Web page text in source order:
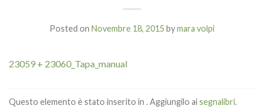
Posted on Novembre 18, 2015 bymara volpi
23059 + 23060_Tapa_manual
Questo elemento è stato inserito in . Aggiungilo aisegnalibri.